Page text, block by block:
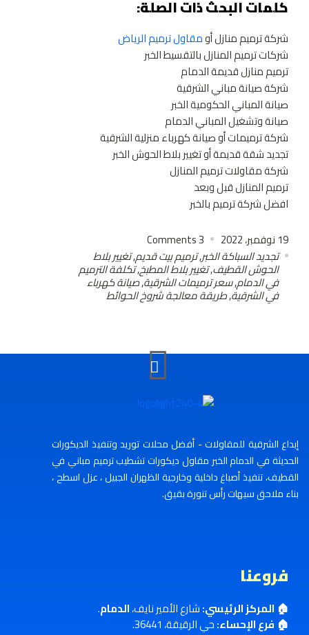
كلمات البحث ذات الصلة:
شركة ترميم منازل أومقاول ترميم الرياض
شركات ترميم المنازل بالتقسيط الخبر
ترميم منازل قديمة الدمام
شركة صيانة مباني الشرقية
صيانة المباني الحكومية الخبر
صيانة وتشغيل المباني الدمام
شركة ترميمات أو صيانة كهرباء منزلية الشرقية
تجديد شقة قديمة أو تغيير بلاط الحوش الخبر
شركة مقاولات ترميم المنازل
ترميم المنازل قبل وبعد
افضل شركة ترميم بالخبر
19 نوفمبر، 2022
3
تجديد السباكة الخبر,ترميم بيت قديم,تغيير بلاط
الحوش القطيف,تغيير بلاط المطبخ,تكلفة الترميم
في الدمام,سعر ترميمات الشرقية,صيانة كهرباء
في الشرقية,طريقة معالجة شروخ الحوائط
إبداع الشرقية للمقاولات - أفضل محلات توريد وتنفيذ الديكورات
الحديثة في الدمام الخبر مقاول ديكورات تشطيب ترميم مباني في
القطيف، تنفيذ أصباغ داخلية وخارجية الظهران الجبيل ، عزل اسطح ،
بناء ملاحق سيهات رأس تنورة بقيق.
فروعنا
🏠 المركز الرئيسي:شارع الأمير نايف،الدمام.
🏠 فرع الإحساء:حي الرقيقة، 36441.